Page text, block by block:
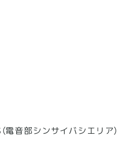
電音部シンサイバシエリア）